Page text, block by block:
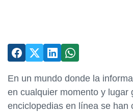
En un mundo donde la
en cualquier momento y lugar
enciclopedias en línea se han